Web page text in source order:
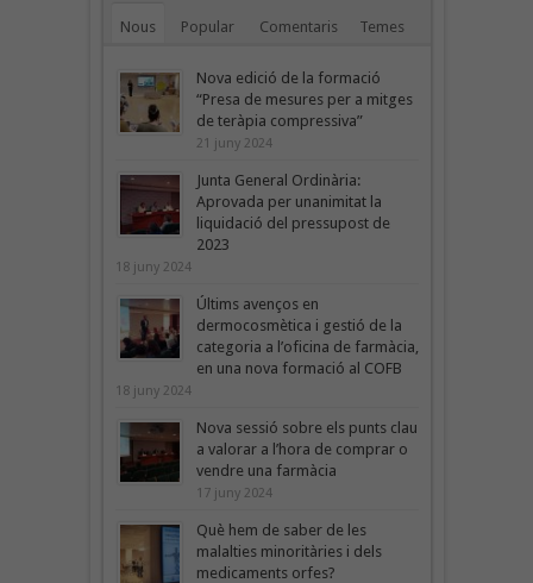
Nous Popular Comentaris Temes
Nova edició de la formació
“Presa de mesures per a mitges
de teràpia compressiva”
21 juny 2024
Junta General Ordinària:
Aprovada per unanimitat la
liquidació del pressupost de
2023
18 juny 2024
Últims avenços en
dermocosmètica i gestió de la
categoria a l’oficina de farmàcia,
en una nova formació al COFB
18 juny 2024
Nova sessió sobre els punts clau
a valorar a l’hora de comprar o
vendre una farmàcia
17 juny 2024
Què hem de saber de les
malalties minoritàries i dels
medicaments orfes?